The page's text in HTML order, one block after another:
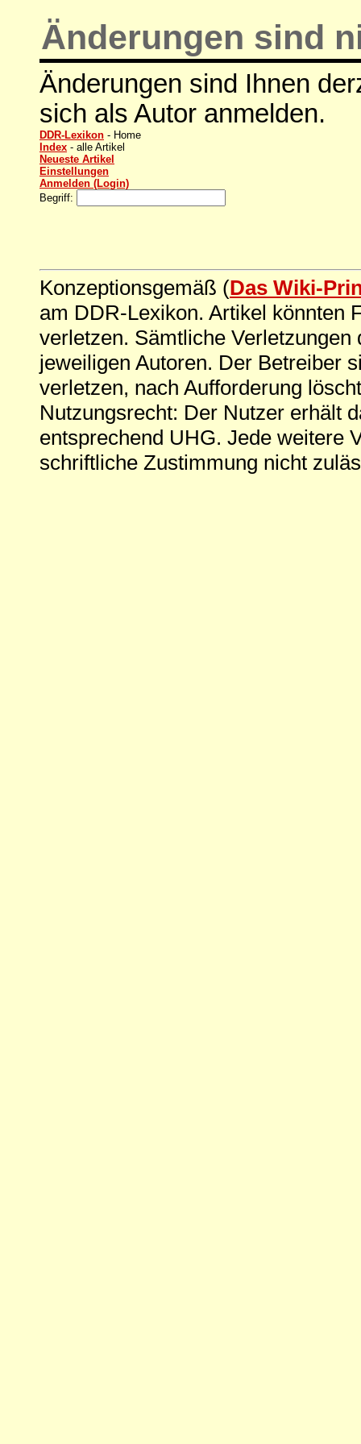
Änderungen sind
Änderungen sind Ihnen
sich als Autor anmelden.
DDR-Lexikon - Home
Index - alle Artikel
Neueste Artikel
Einstellungen
Anmelden (Login)
Begriff:
Konzeptionsgemäß (Das Wiki-
am DDR-Lexikon. Artikel könnten
verletzen. Sämtliche
jeweiligen Autoren. Der Betreiber
verletzen, nach Aufforderung
Nutzungsrecht: Der Nutzer erhält
entsprechend UHG. Jede weitere
schriftliche Zustimmung nicht